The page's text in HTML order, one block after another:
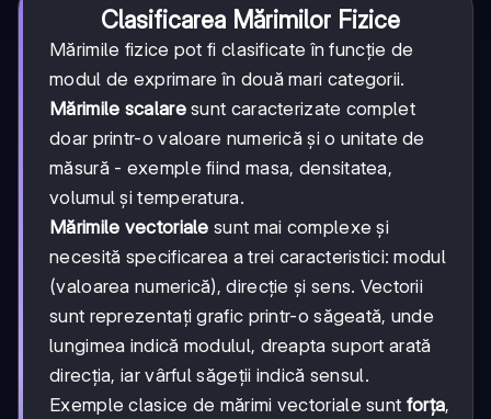
Clasificarea Mărimilor Fizice
Mărimile fizice pot fi clasificate în funcție de
modul de exprimare în două mari categorii.
Mărimile scalaresunt caracterizate complet
doar printr-o valoare numerică și o unitate de
măsură - exemple fiind masa, densitatea,
volumul și temperatura.
Mărimile vectoriale sunt mai complexe și
necesită specificarea a trei caracteristici: modul
(valoarea numerică), direcție și sens. Vectorii
sunt reprezentați grafic printr-o săgeată, unde
lungimea indică modulul, dreapta suport arată
direcția, iar vârful săgeții indică sensul.
Exemple clasice de mărimi vectoriale sunt forța,